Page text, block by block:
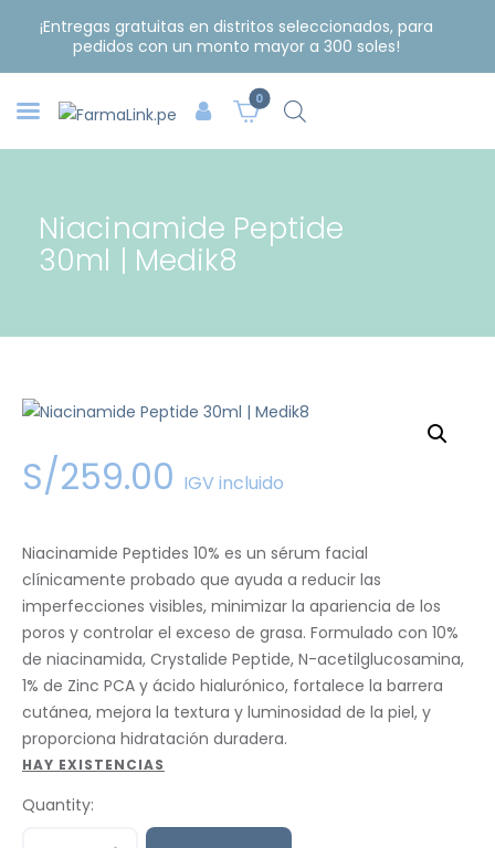
¡Entregas gratuitas en distritos seleccionados, para
pedidos con un monto mayor a 300 soles!
0
Niacinamide Peptide
30ml | Medik8
S/259.00 IGV incluido
Niacinamide Peptides 10% es un sérum facial
clínicamente probado que ayuda a reducir las
imperfecciones visibles, minimizar la apariencia de los
poros y controlar el exceso de grasa. Formulado con 10%
de niacinamida, Crystalide Peptide, N-acetilglucosamina,
1% de Zinc PCA y ácido hialurónico, fortalece la barrera
cutánea, mejora la textura y luminosidad de la piel, y
proporciona hidratación duradera.
HAY EXISTENCIAS
Quantity: